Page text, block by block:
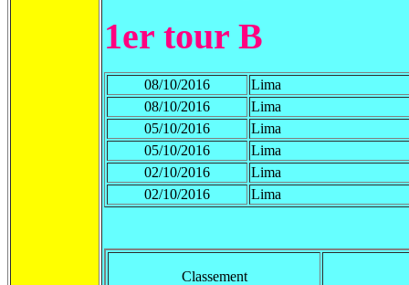
1er tour B
08/10/2016
Lima
08/10/2016
Lima
05/10/2016
Lima
05/10/2016
Lima
02/10/2016
Lima
02/10/2016
Lima
Classement